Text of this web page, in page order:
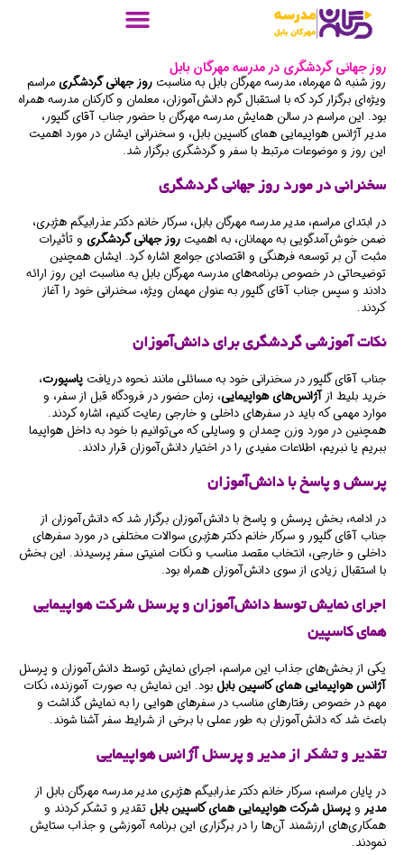
روز جهانی گردشگری در مدرسه مهرگان بابل
روز شنبه ۵ مهرماه، مدرسه مهرگان بابل به مناسبت روز جهانی گردشگریمراسم
ویژه‌ای برگزار کرد که با استقبال گرم دانش‌آموزان، معلمان و کارکنان مدرسه همراه
بود. این مراسم در سالن همایش مدرسه مهرگان با حضور جناب آقای گلپور،
مدیر آژانس هواپیمایی همای کاسپین بابل، و سخنرانی ایشان در مورد اهمیت
این روز و موضوعات مرتبط با سفر و گردشگری برگزار شد.
سخنرانی در مورد روز جهانی گردشگری
در ابتدای مراسم، مدیر مدرسه مهرگان بابل، سرکار خانم دکتر عذرابیگم هژبری،
ضمن خوش‌آمدگویی به مهمانان، به اهمیت روز جهانی گردشگری و تأثیرات
مثبت آن بر توسعه فرهنگی و اقتصادی جوامع اشاره کرد. ایشان همچنین
توضیحاتی در خصوص برنامه‌های مدرسه مهرگان بابل به مناسبت این روز ارائه
دادند و سپس جناب آقای گلپور به عنوان مهمان ویژه، سخنرانی خود را آغاز
کردند.
نکات آموزشی گردشگری برای دانش‌آموزان
جناب آقای گلپور در سخنرانی خود به مسائلی مانند نحوه دریافت پاسپورت،
خرید بلیط ازآژانس‌های هواپیمایی، زمان حضور در فرودگاه قبل از سفر، و
موارد مهمی که باید در سفرهای داخلی و خارجی رعایت کنیم، اشاره کردند.
همچنین در مورد وزن چمدان و وسایلی که می‌توانیم با خود به داخل هواپیما
ببریم یا نبریم، اطلاعات مفیدی را در اختیار دانش‌آموزان قرار دادند.
پرسش و پاسخ با دانش‌آموزان
در ادامه، بخش پرسش و پاسخ با دانش‌آموزان برگزار شد که دانش‌آموزان از
جناب آقای گلپور و سرکار خانم دکتر هژبری سوالات مختلفی در مورد سفرهای
داخلی و خارجی، انتخاب مقصد مناسب و نکات امنیتی سفر پرسیدند. این بخش
با استقبال زیادی از سوی دانش‌آموزان همراه بود.
اجرای نمایش توسط دانش‌آموزان و پرسنل شرکت هواپیمایی
همای کاسپین
یکی از بخش‌های جذاب این مراسم، اجرای نمایش توسط دانش‌آموزان و پرسنل
آژانس هواپیمایی همای کاسپین بابلبود. این نمایش به صورت آموزنده، نکات
مهم در خصوص رفتارهای مناسب در سفرهای هوایی را به نمایش گذاشت و
باعث شد که دانش‌آموزان به طور عملی با برخی از شرایط سفر آشنا شوند.
تقدیر و تشکر از مدیر و پرسنل آژانس هواپیمایی
در پایان مراسم، سرکار خانم دکتر عذرابیگم هژبری مدیر مدرسه مهرگان بابل از
مدیر وپرسنل شرکت هواپیمایی همای کاسپین بابلتقدیر و تشکر کردند و
همکاری‌های ارزشمند آن‌ها را در برگزاری این برنامه آموزشی و جذاب ستایش
نمودند.